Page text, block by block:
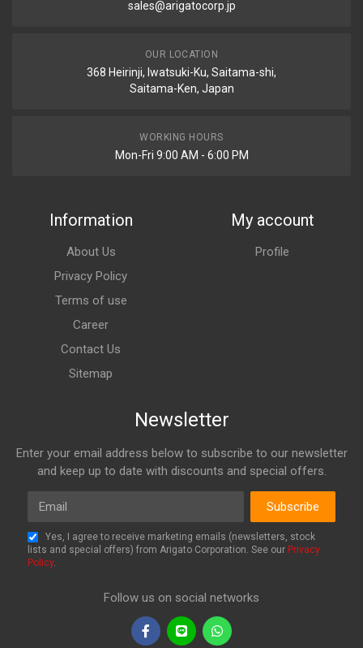
sales@arigatocorp.jp
OUR LOCATION
368 Heirinji, Iwatsuki-Ku, Saitama-shi,
Saitama-Ken, Japan
WORKING HOURS
Mon-Fri 9:00 AM - 6:00 PM
Information
About Us
Privacy Policy
Terms of use
Career
Contact Us
Sitemap
My account
Profile
Newsletter
Enter your email address below to subscribe to our newsletter
and keep up to date with discounts and special offers.
Email
Subscribe
Yes, I agree to receive marketing emails (newsletters, stock
lists and special offers) from Arigato Corporation. See our Privacy
Policy.
Follow us on social networks